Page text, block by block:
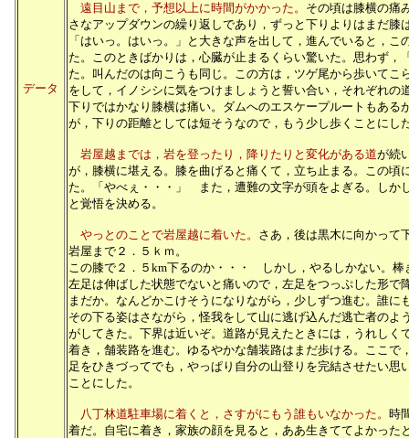
データ
遠目山まで，予想以上に時間がかかった。 その頃は膝横の痛
さなアップダウンの繰り返しであり，ずっと下りよりはまだ膝
「はいっ。はいっ。」と大きな声を出して，進んでいると，こ
た。このときばかりは，心臓が止まるくらい驚いた。思わず，
た。叫んだのは向こうも同じ。この方は，ツゲ尾から歩いてこ
をして，イノシシに気をつけましょうと誓い合い，それぞれの
下りではかなり膝横は痛い。ダムへのエスケープルートもある
が，下りの距離としては短そうなので，もう少し歩くことにし
岩屋越までは，岩を登ったり，降りたりと変化がある道が続
が，膝横に堪える。膝を曲げると痛くて，立ち止まる。この頃
た。「やべぇ・・・」 また，遭難の文字が頭をよぎる。しか
と覚悟を決める。
やっとのことで岩屋越に着いた。 さあ，後は黒木に向かって
岩屋まで２．５ｋｍ。
この膝で２．５km下るのか・・・ しかし，やるしかない。棒
左足は伸ばした状態でないと痛いので，左足をつっぷした形で
まだか。なんどかこけそうになりながら，少しずつ進む。誰に
その下る姿はさながら，怪我をして山に逃げ込んだ逃亡者のよ
がしてきた。下界は近いぞ。道路が見えたときには，うれしく
着き，舗装路を進む。ゆるやかな舗装路はまだ歩ける。ここで
足をひきづってでも，やっぱり自分の山登りを完結させたい思
ことにした。
八丁林道駐車場に着くと，さすがにもう誰もいなかった。 時
着だ。自宅に着き，家族の顔を見ると，ああ生きててよかった